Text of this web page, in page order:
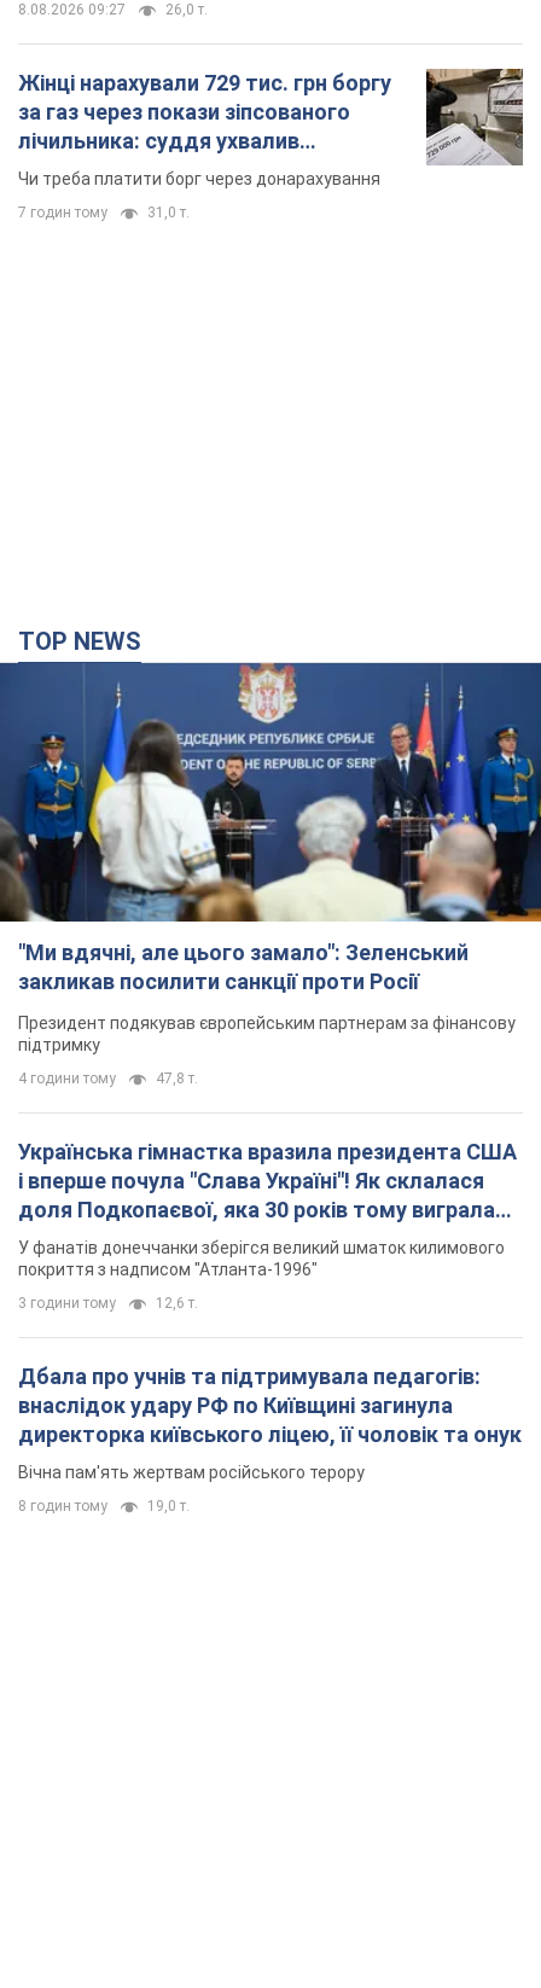
8.08.2026 09:27 26,0 т.
Жінці нарахували 729 тис. грн боргу
за газ через покази зіпсованого
лічильника: суддя ухвалив
неочікуване рішення
Чи треба платити борг через донарахування
7 годин тому 31,0 т.
TOP NEWS
"Ми вдячні, але цього замало": Зеленський
закликав посилити санкції проти Росії
Президент подякував європейським партнерам за фінансову
підтримку
4 години тому 47,8 т.
Українська гімнастка вразила президента США
і вперше почула "Слава Україні"! Як склалася
доля Подкопаєвої, яка 30 років тому виграла
"золото" Олімпіади
У фанатів донеччанки зберігся великий шматок килимового
покриття з надписом "Атланта-1996"
3 години тому 12,6 т.
Дбала про учнів та підтримувала педагогів:
внаслідок удару РФ по Київщині загинула
директорка київського ліцею, її чоловік та онук
Вічна пам'ять жертвам російського терору
8 годин тому 19,0 т.